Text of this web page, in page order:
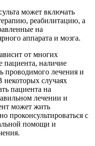
может включать
реабилитацию, а
на
аппарата и мозга.
от многих
пациента, наличие
проводимого лечения и
случаях
пациента на
лечении и
может жить
проконсультироваться с
помощи и